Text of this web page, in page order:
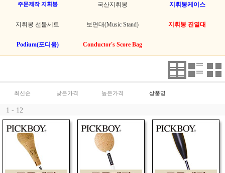
주문제작 지휘봉 국산지휘봉 지휘봉케이스
지휘봉 선물세트 보면대(Music Stand) 지휘봉 진열대
Podium(포디움) Conductor's Score Bag
최신순 낮은가격 높은가격 상품명
1 - 12